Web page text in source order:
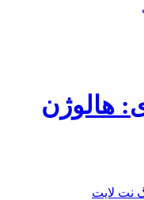
هالوژن
نت لایت